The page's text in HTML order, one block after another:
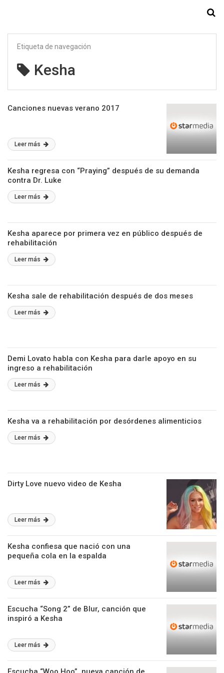
Etiqueta de navegación
Kesha
Canciones nuevas verano 2017
Leer más
Kesha regresa con “Praying” después de su demanda
contra Dr. Luke
Leer más
Kesha aparece por primera vez en público después de
rehabilitación
Leer más
Kesha sale de rehabilitación después de dos meses
Leer más
Demi Lovato habla con Kesha para darle apoyo en su
ingreso a rehabilitación
Leer más
Kesha va a rehabilitación por desórdenes alimenticios
Leer más
Dirty Love nuevo video de Kesha
Leer más
Kesha confiesa que nació con una
pequeña cola en la espalda
Leer más
Escucha “Song 2” de Blur, canción que
inspiró a Kesha
Leer más